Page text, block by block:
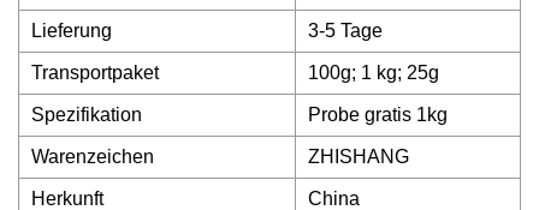
Lieferung 3-5 Tage
Transportpaket 100g; 1 kg; 25g
Spezifikation Probe gratis 1kg
Warenzeichen ZHISHANG
Herkunft China